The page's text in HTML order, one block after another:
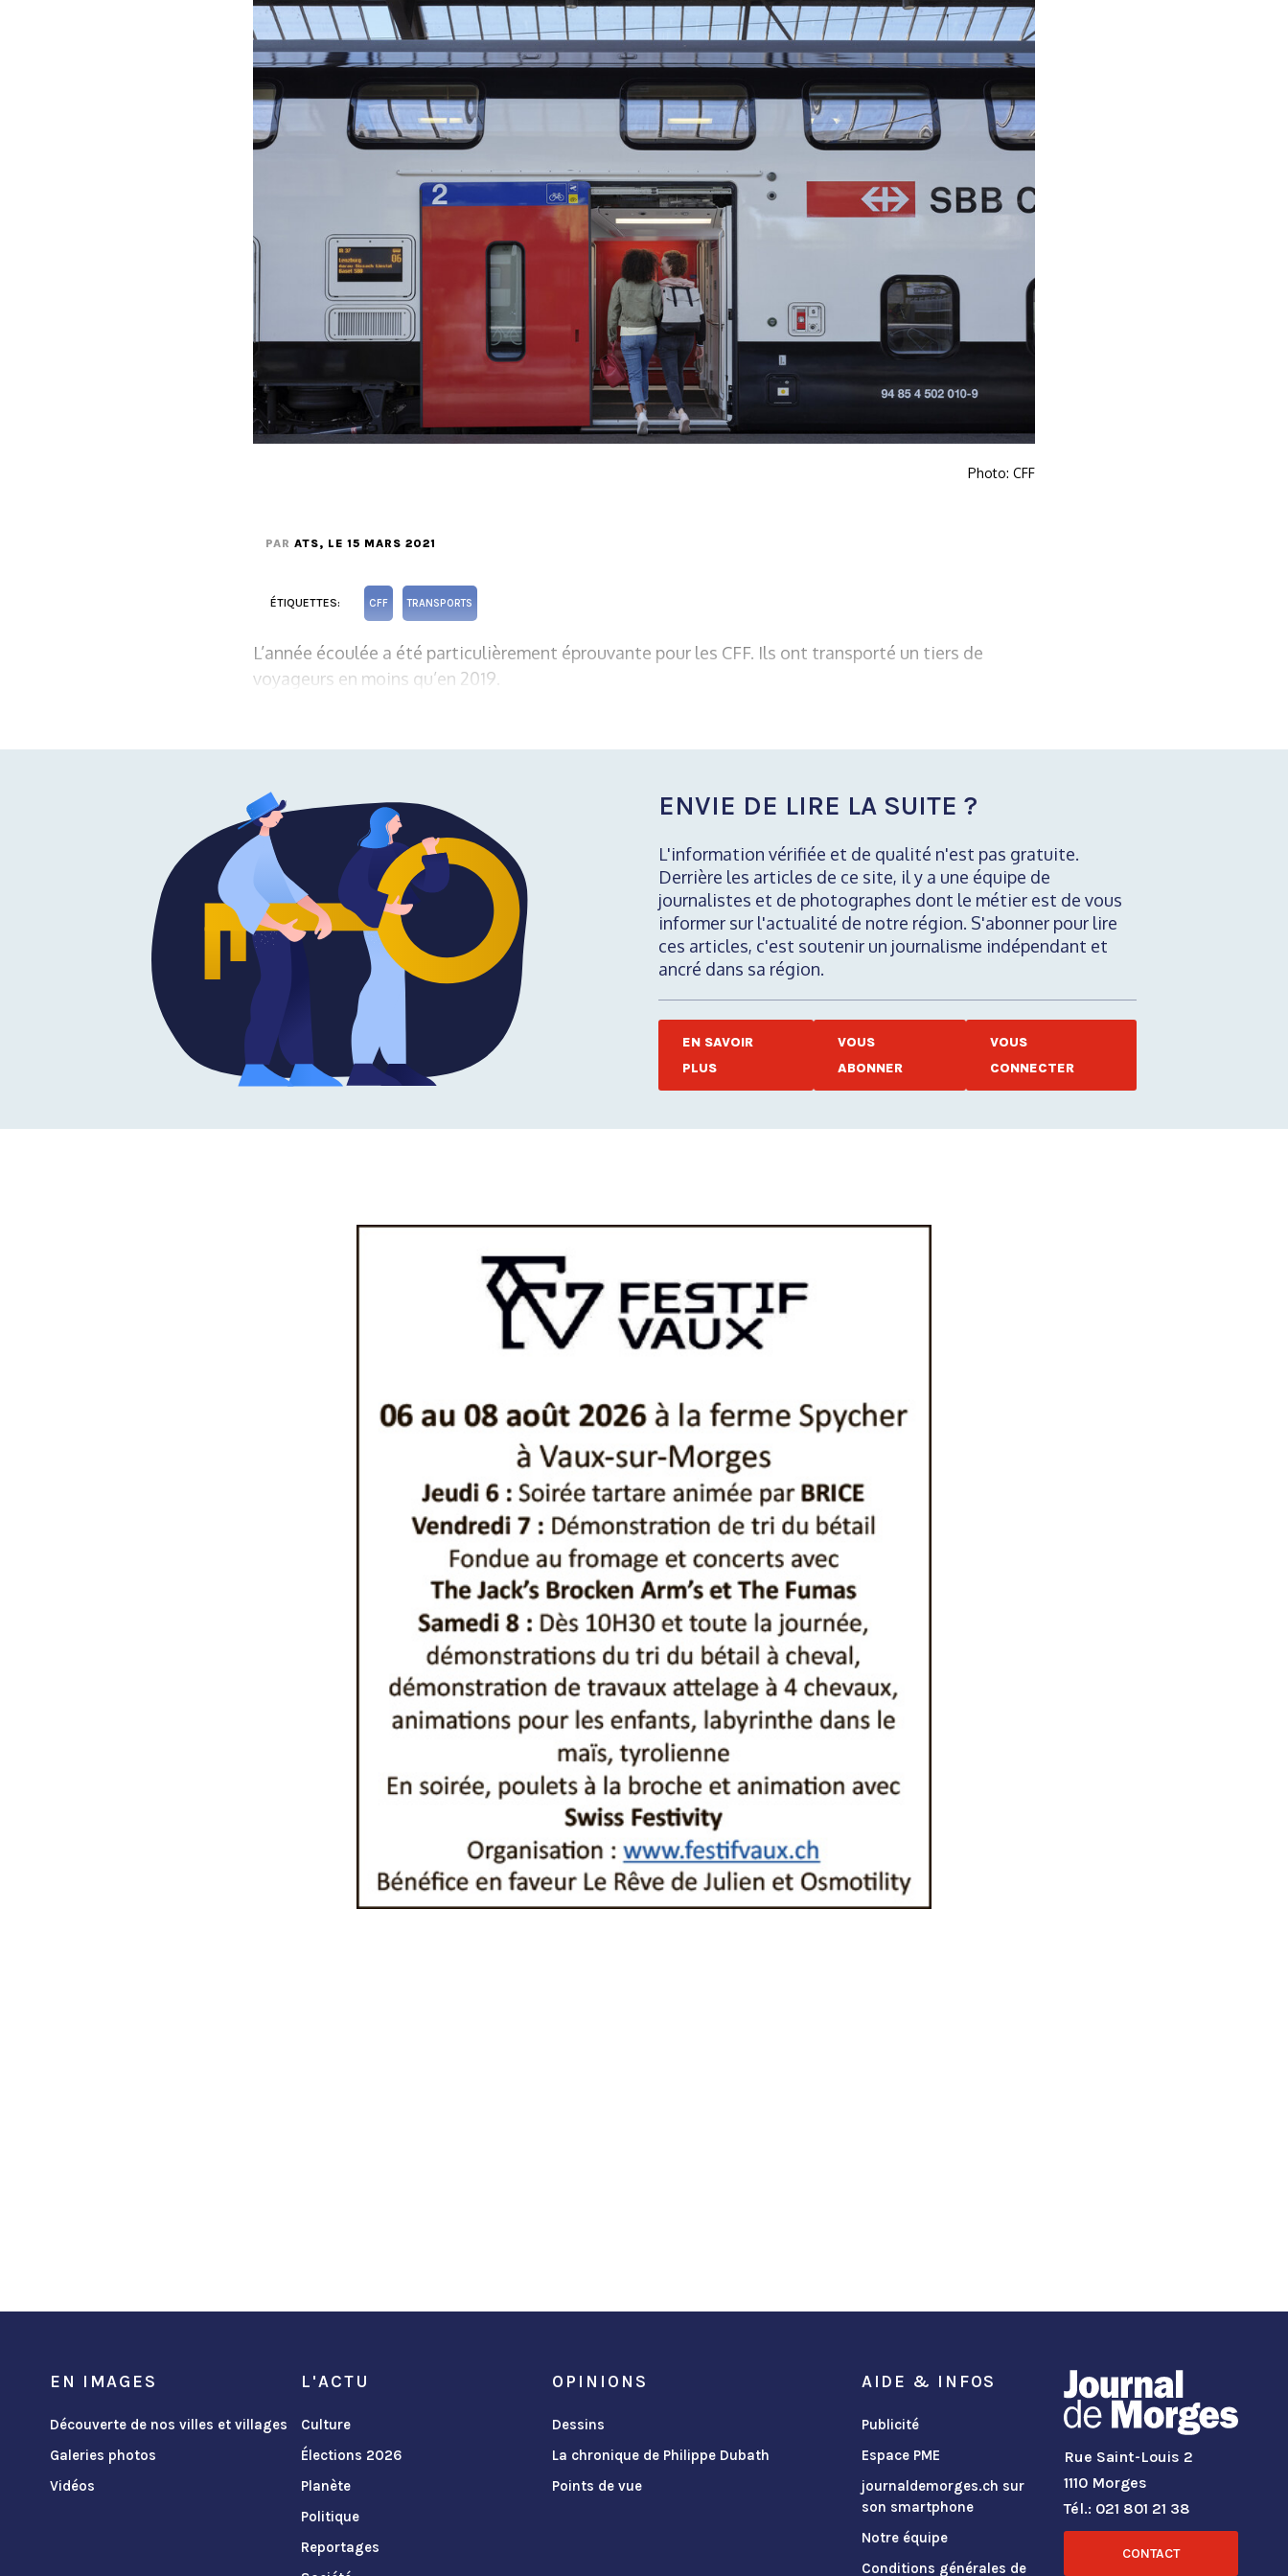
Photo: CFF
PAR ATS, LE 15 MARS 2021
ÉTIQUETTES: CFF TRANSPORTS
L’année écoulée a été particulièrement éprouvante pour les CFF. Ils ont transporté un tiers de
voyageurs en moins qu’en 2019.
ENVIE DE LIRE LA SUITE ?
L'information vérifiée et de qualité n'est pas gratuite.
Derrière les articles de ce site, il y a une équipe de
journalistes et de photographes dont le métier est de vous
informer sur l'actualité de notre région. S'abonner pour lire
ces articles, c'est soutenir un journalisme indépendant et
ancré dans sa région.
EN SAVOIR
PLUS
VOUS
ABONNER
VOUS
CONNECTER
EN IMAGES
Découverte de nos villes et villages
Galeries photos
Vidéos
L'ACTU
Culture
Élections 2026
Planète
Politique
Reportages
OPINIONS
Dessins
La chronique de Philippe Dubath
Points de vue
AIDE & INFOS
Publicité
Espace PME
journaldemorges.ch sur
son smartphone
Notre équipe
Conditions générales de
Rue Saint-Louis 2
1110 Morges
Tél.: 021 801 21 38
CONTACT